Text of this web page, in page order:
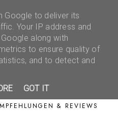
& REVIEWS
Google to deliver its
Your IP address and
along with
to ensure quality of
and to detect and
GOT IT